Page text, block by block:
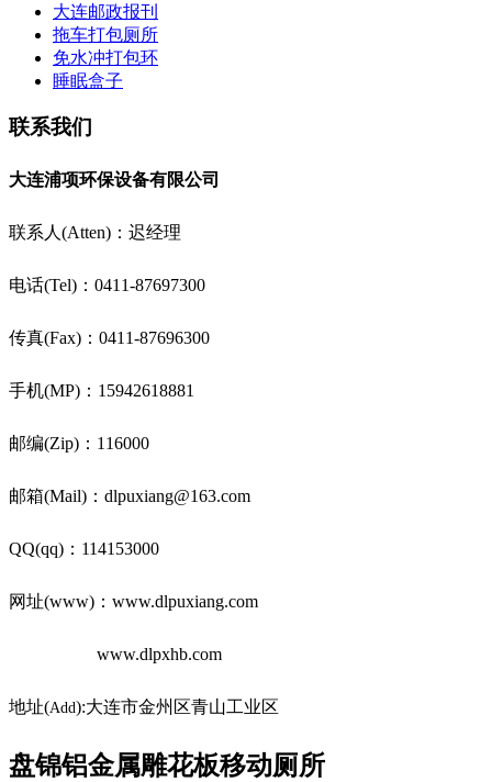
大连邮政报刊
拖车打包厕所
免水冲打包环
睡眠盒子
联系我们
大连浦项环保设备有限公司
联系人(Atten)：迟经理
电话(Tel)：0411-87697300
传真(Fax)：0411-87696300
手机(MP)：15942618881
邮编(Zip)：116000
邮箱(Mail)：dlpuxiang@163.com
QQ(qq)：114153000
网址(www)：www.dlpuxiang.com
www.dlpxhb.com
地址(Add):大连市金州区青山工业区
盘锦铝金属雕花板移动厕所